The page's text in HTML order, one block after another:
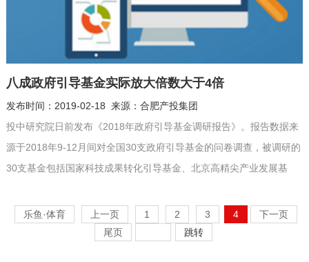
八成政府引导基金实际放大倍数大于4倍
发布时间：2019-02-18 来源：合肥产投集团
投中研究院日前发布《2018年政府引导基金调研报告》。报告数据来
源于2018年9-12月间对全国30支政府引导基金的问卷调查，被调研的
30支基金包括国家科技成果转化引导基金、北京高精尖产业发展基
等，涵盖国家级、省级、地市级等各地域，涉及各种类型政府引导基
金，极具代表性。 调研结果显示，超过80%的政府引导基金其财政资
乐鱼·体育 上一页 1 2 3 4
下一页
尾页
跳转